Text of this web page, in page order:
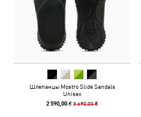
Шлепанцы Mostro Slide Sandals
Unisex
2 590,00 ₴3 690,00 ₴